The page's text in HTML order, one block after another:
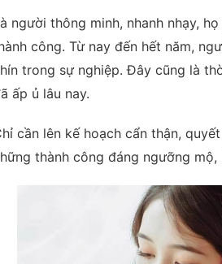
người thông minh, nhanh nhạy,
công. Từ nay đến hết năm,
trong sự nghiệp. Đây cũng là
ấp ủ lâu nay.
cần lên kế hoạch cẩn thận,
thành công đáng ngưỡng